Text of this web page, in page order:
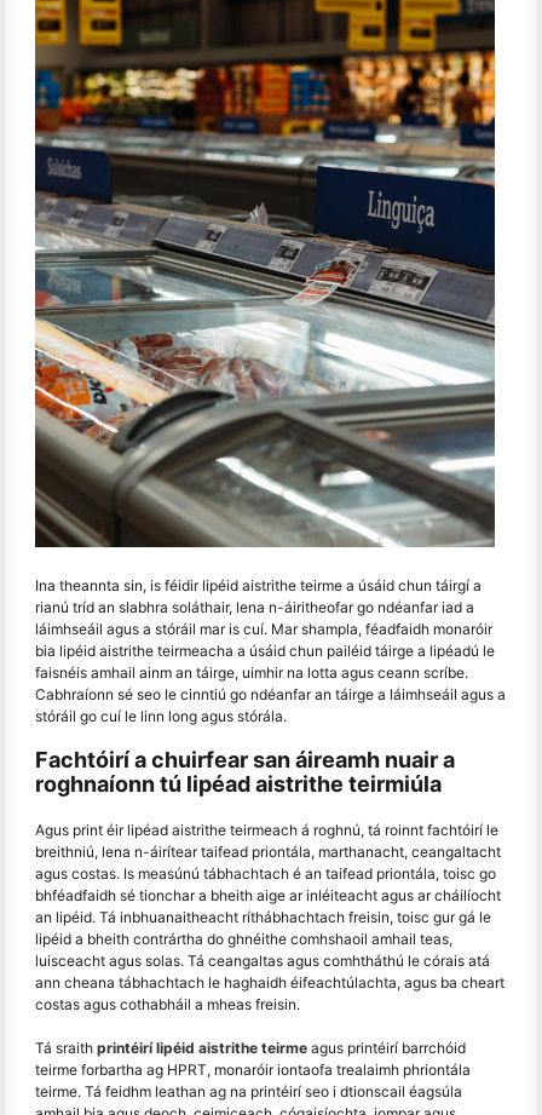
Ina theannta sin, is féidir lipéid aistrithe teirme a úsáid chun táirgí a
rianú tríd an slabhra soláthair, lena n-áiritheofar go ndéanfar iad a
láimhseáil agus a stóráil mar is cuí. Mar shampla, féadfaidh monaróir
bia lipéid aistrithe teirmeacha a úsáid chun pailéid táirge a lipéadú le
faisnéis amhail ainm an táirge, uimhir na lotta agus ceann scríbe.
Cabhraíonn sé seo le cinntiú go ndéanfar an táirge a láimhseáil agus a
stóráil go cuí le linn long agus stórála.
Fachtóirí a chuirfear san áireamh nuair a
roghnaíonn tú lipéad aistrithe teirmiúla
Agus print éir lipéad aistrithe teirmeach á roghnú, tá roinnt fachtóirí le
breithniú, lena n-áirítear taifead priontála, marthanacht, ceangaltacht
agus costas. Is measúnú tábhachtach é an taifead priontála, toisc go
bhféadfaidh sé tionchar a bheith aige ar inléiteacht agus ar cháilíocht
an lipéid. Tá inbhuanaitheacht ríthábhachtach freisin, toisc gur gá le
lipéid a bheith contrártha do ghnéithe comhshaoil amhail teas,
luisceacht agus solas. Tá ceangaltas agus comhtháthú le córais atá
ann cheana tábhachtach le haghaidh éifeachtúlachta, agus ba cheart
costas agus cothabháil a mheas freisin.
Tá sraith printéirí lipéid aistrithe teirme agus printéirí barrchóid
teirme forbartha ag HPRT, monaróir iontaofa trealaimh phriontála
teirme. Tá feidhm leathan ag na printéirí seo i dtionscail éagsúla